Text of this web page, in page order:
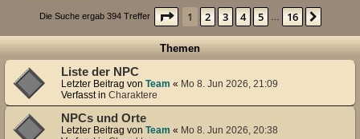
Die Suche ergab 394 Treffer Seite 1von16
1 2 3 4 5 16
Themen
Liste der NPC
Letzter Beitrag von Team « Mo 8. Jun 2026, 21:09
Verfasst in Charaktere
NPCs und Orte
Letzter Beitrag von Team « Mo 8. Jun 2026, 20:38